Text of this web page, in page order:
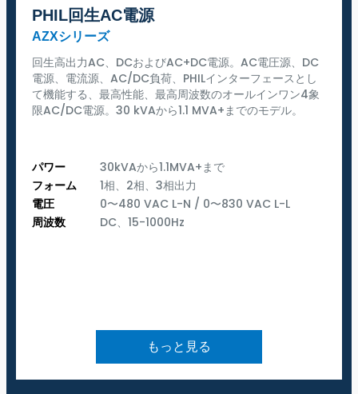
PHIL回生AC電源
AZXシリーズ
回生高出力AC、DCおよびAC+DC電源。AC電圧源、DC
電源、電流源、AC/DC負荷、PHILインターフェースとし
て機能する、最高性能、最高周波数のオールインワン4象
限AC/DC電源。30 kVAから1.1 MVA+までのモデル。
パワー
30kVAから1.1MVA+まで
フォーム
1相、2相、3相出力
電圧
0〜480 VAC L-N / 0〜830 VAC L-L
周波数
DC、15-1000Hz
もっと見る